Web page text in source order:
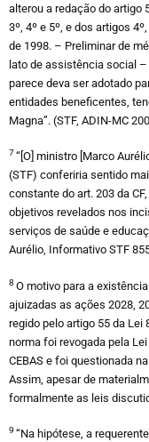
alterou a redação do artigo
3º, 4º e 5º, e dos artigos
de 1998. – Preliminar de
lato de assistência social
parece deva ser adotado
entidades beneficentes,
Magna”. (STF, ADIN-MC
7“[O] ministro [Marco
(STF) conferiria sentido
constante do art. 203 da
objetivos revelados nos
serviços de saúde e
Aurélio, Informativo STF
8 O motivo para a
ajuizadas as ações 2028,
regido pelo artigo 55 da
norma foi revogada pela
CEBAS e foi questionada
Assim, apesar de
formalmente as leis
9 “Na hipótese, a